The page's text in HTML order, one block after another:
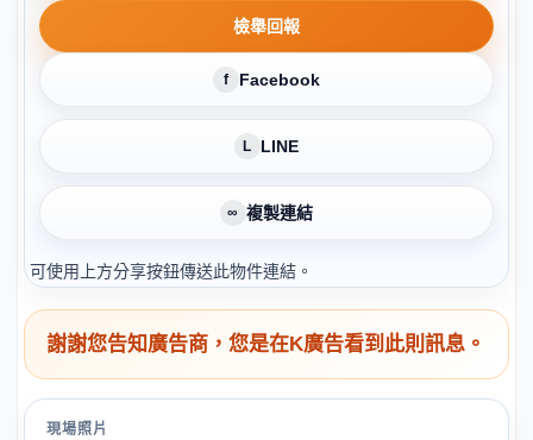
檢舉回報
f Facebook
L LINE
∞ 複製連結
可使用上方分享按鈕傳送此物件連結。
謝謝您告知廣告商，您是在K廣告看到此則訊息。
現場照片